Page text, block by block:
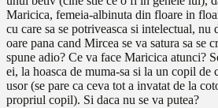
Maricica, femeia-albinuta din floare in
cu care sa se potriveasca si intelectual, nu
oare pana cand Mircea se va satura sa se
spune adio? Ce va face Maricica atunci?
ei, la hoasca de muma-sa si la un copil de
usor (se pare ca ceva tot a invatat de la
propriul copil). Si daca nu se va putea?